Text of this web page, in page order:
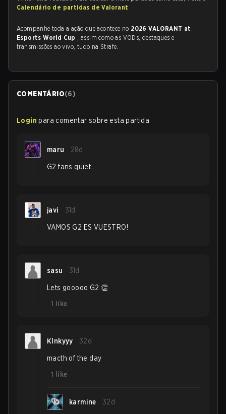
Calendário de partidas de Valorant .
Acompanhe toda a ação que acontece no 2026 VALORANT at
Esports World Cup , assim como as VODs, destaques e
transmissões ao vivo, tudo na Strafe.
COMENTÁRIO(6)
Login para comentar sobre esta partida
maru 28d
G2 fans quiet..
javi 31d
VAMOS G2 ES VUESTRO!
sasu 31d
Lets gooooo G2 👏
1
like
Klnkyyy 32d
macth of the day
1
like
karmine 32d